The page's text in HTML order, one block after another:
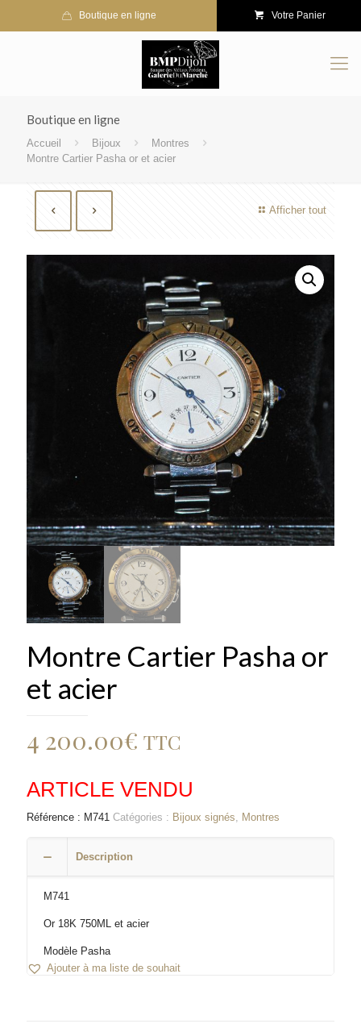
Boutique en ligne Votre Panier
Boutique en ligne
Accueil Bijoux
Montres
Montre Cartier Pasha or et acier
Afficher tout
Montre Cartier Pasha or
et acier
4 200.00€ TTC
ARTICLE VENDU
Ajouter à ma liste de souhait
Référence : M741 Catégories : Bijoux signés Montres
Description
M741
Or 18K 750ML et acier
Modèle Pasha